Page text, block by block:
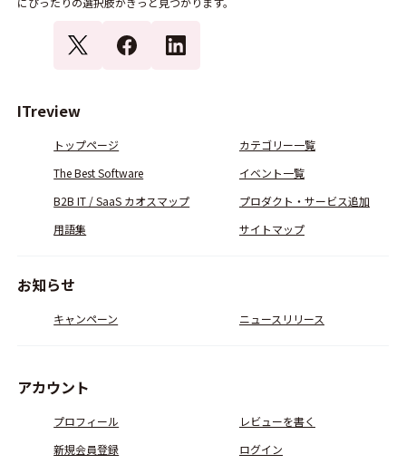
ITreview
トップページ
カテゴリー一覧
The Best Software
イベント一覧
B2B IT / SaaS カオスマップ
プロダクト・サービス追加
用語集
サイトマップ
お知らせ
キャンペーン ニュースリリース
アカウント
プロフィール
レビューを書く
新規会員登録
ログイン